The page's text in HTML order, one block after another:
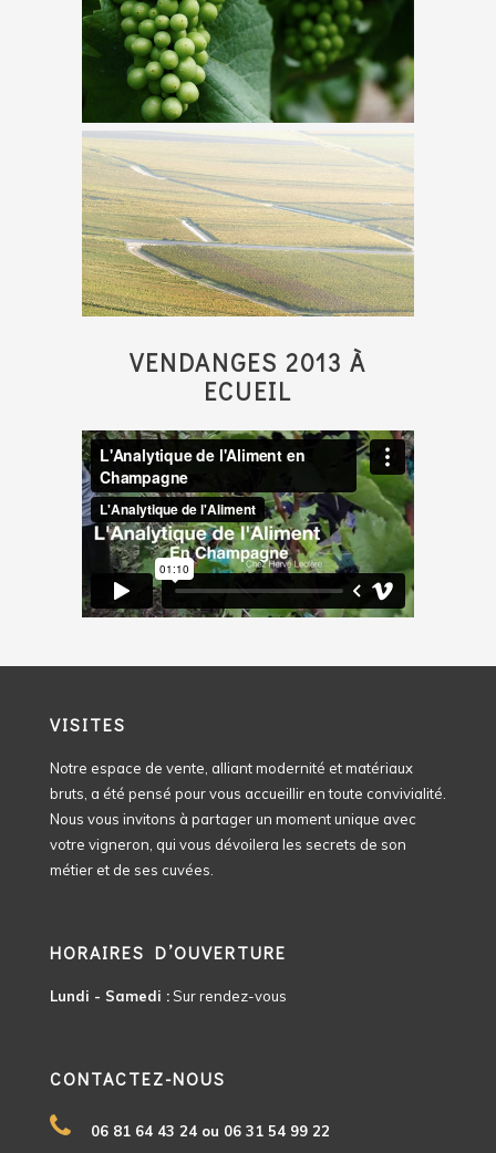
VENDANGES 2013 À
ECUEIL
VISITES
Notre espace de vente, alliant modernité et matériaux
bruts, a été pensé pour vous accueillir en toute convivialité.
Nous vous invitons à partager un moment unique avec
votre vigneron, qui vous dévoilera les secrets de son
métier et de ses cuvées.
HORAIRES D’OUVERTURE
Lundi - Samedi :Sur rendez-vous
CONTACTEZ-NOUS
06 81 64 43 24 ou 06 31 54 99 22